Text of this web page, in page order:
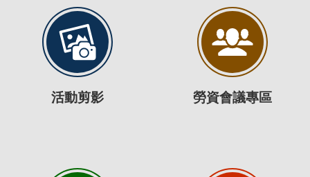
活動剪影 勞資會議專區